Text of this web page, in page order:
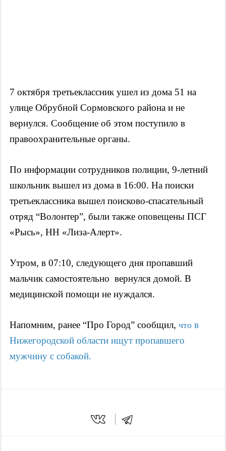
7 октября третьеклассник ушел из дома 51 на
улице Обрубной Сормовского района и не
вернулся. Сообщение об этом поступило в
правоохранительные органы.
По информации сотрудников полиции, 9-летний
школьник вышел из дома в 16:00. На поиски
третьеклассника вышел поисково-спасательный
отряд “Волонтер”, были также оповещены ПСГ
«Рысь», НН «Лиза-Алерт».
Утром, в 07:10, следующего дня пропавший
мальчик самостоятельно  вернулся домой. В
медицинской помощи не нуждался.
Напомним, ранее “Про Город” сообщил, что в
Нижегородской области ищут пропавшего
мужчину с собакой.